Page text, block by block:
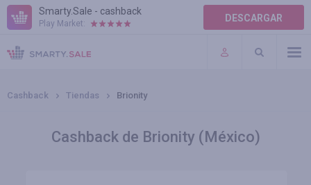
Smarty.Sale - cashback
Play Market: DESCARGAR
AYUDA
TÉRMINOS DE USO
Cashback Tiendas Brionity
Cashback de Brionity (México)